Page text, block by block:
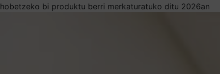
hobetzeko bi produktu berri merkaturatuko ditu 2026an